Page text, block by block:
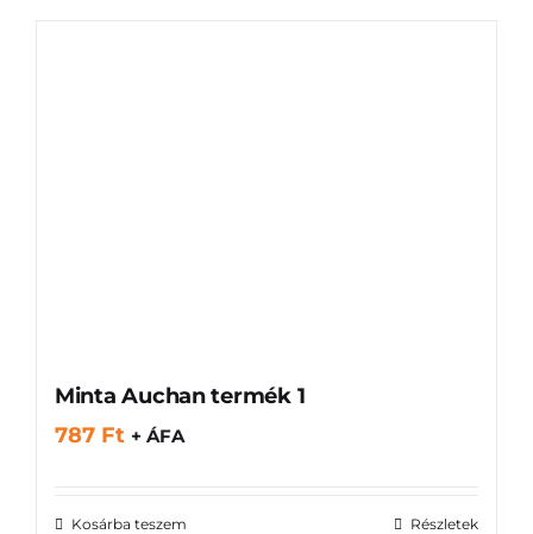
Minta Auchan termék 1
787 Ft + ÁFA
Kosárba teszem Részletek